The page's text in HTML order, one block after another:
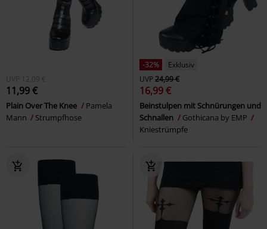
UVP 12,09 €
11,99 €
Plain Over The Knee
Pamela
Mann
Strumpfhose
-32%
Exklusiv
UVP24,99 €
16,99 €
Beinstulpen mit Schnürungen und
Schnallen
Gothicana by EMP
Kniestrümpfe